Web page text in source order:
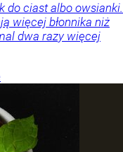
do ciast albo owsianki.
więcej błonnika niż
dwa razy więcej